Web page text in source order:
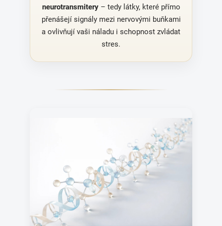
neurotransmitery– tedy látky, které přímo
přenášejí signály mezi nervovými buňkami
a ovlivňují vaši náladu i schopnost zvládat
stres.